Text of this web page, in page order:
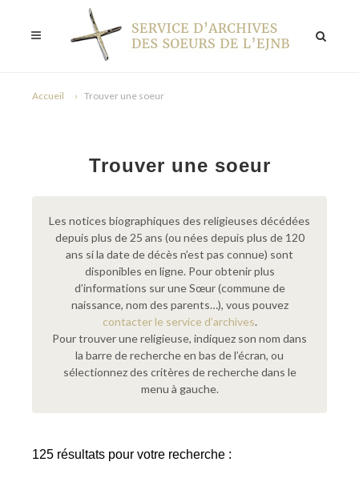
Accueil Trouver une soeur
Trouver une soeur
Les notices biographiques des religieuses décédées
depuis plus de 25 ans (ou nées depuis plus de 120
ans si la date de décès n’est pas connue) sont
disponibles en ligne. Pour obtenir plus
d’informations sur une Sœur (commune de
naissance, nom des parents…), vous pouvez
contacter le service d’archives.
Pour trouver une religieuse, indiquez son nom dans
la barre de recherche en bas de l’écran, ou
sélectionnez des critères de recherche dans le
menu à gauche.
125 résultats pour votre recherche :